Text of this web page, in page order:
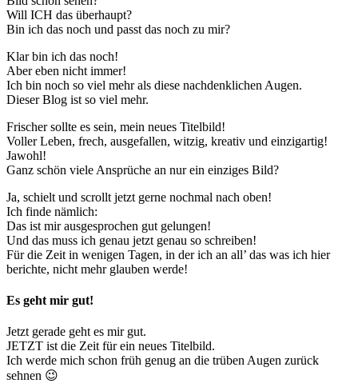
Will ICH das überhaupt?
Bin ich das noch und passt das noch zu mir?
Klar bin ich das noch!
Aber eben nicht immer!
Ich bin noch so viel mehr als diese nachdenklichen Augen.
Dieser Blog ist so viel mehr.
Frischer sollte es sein, mein neues Titelbild!
Voller Leben, frech, ausgefallen, witzig, kreativ und einzigartig!
Jawohl!
Ganz schön viele Ansprüche an nur ein einziges Bild?
Ja, schielt und scrollt jetzt gerne nochmal nach oben!
Ich finde nämlich:
Das ist mir ausgesprochen gut gelungen!
Und das muss ich genau jetzt genau so schreiben!
Für die Zeit in wenigen Tagen, in der ich an all’ das was ich hier
berichte, nicht mehr glauben werde!
Es geht mir gut!
Jetzt gerade geht es mir gut.
JETZT ist die Zeit für ein neues Titelbild.
Ich werde mich schon früh genug an die trüben Augen zurück
sehnen 😉